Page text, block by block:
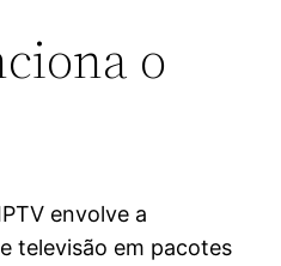
o
envolve a
televisão em pacotes